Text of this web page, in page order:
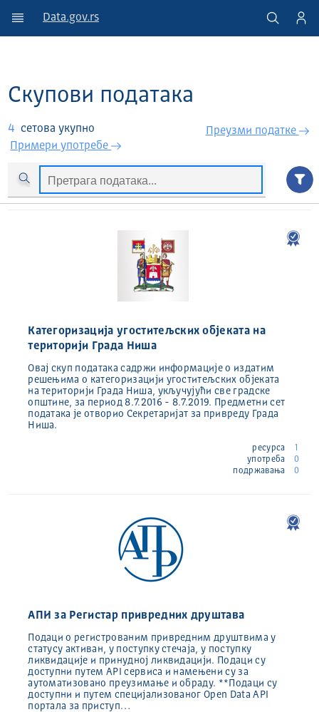
Data.gov.rs
Скупови података
4 сетова укупно
Примери употребе
Преузми податкe
Категоризација угоститељских објеката на
територији Града Ниша
Овај скуп података садржи информације о издатим
решењима о категоризацији угоститељских објеката
на територији Града Ниша, укључујући све градске
општине, за период 8.7.2016 - 8.7.2019. Предметни сет
података је отворио Секретаријат за привреду Града
Ниша.
ресурса
1
употреба
0
подржавања
0
АПИ за Регистар привредних друштава
Подаци о регистрованим привредним друштвима у
статусу активан, у поступку стечаја, у поступку
ликвидације и принудној ликвидацији. Подаци су
доступни путем API сервиса и намењени су за
аутоматизовано преузимање и обраду. **Подаци су
доступни и путем специјализованог Open Data API
портала за приступ…